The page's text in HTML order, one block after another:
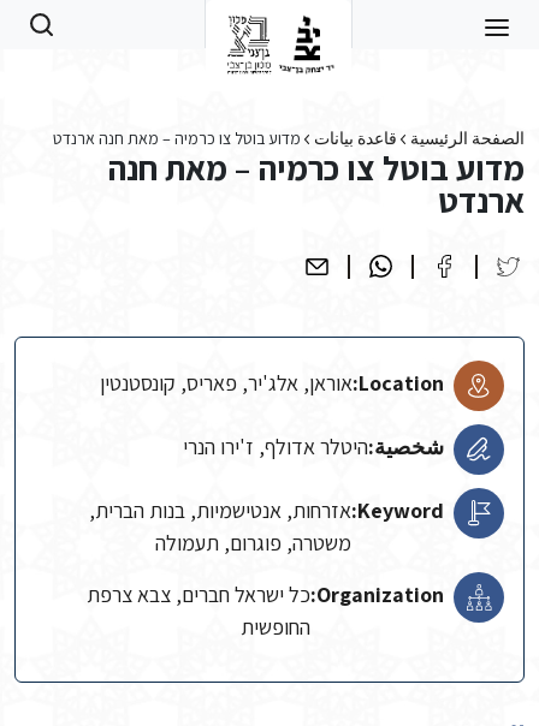
الصفحة الرئيسية قاعدة بيانات מדוע בוטל צו כרמיה – מאת חנה ארנדט
מדוע בוטל צו כרמיה – מאת חנה
ארנדט
Location: אוראן, אלג'יר, פאריס, קונסטנטין
شخصية:היטלר אדולף, ז'ירו הנרי
Keyword: אזרחות, אנטישמיות, בנות הברית,
משטרה, פוגרום, תעמולה
Organization: כל ישראל חברים, צבא צרפת
החופשית